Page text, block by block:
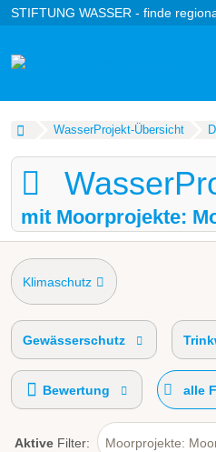
STIFTUNG WASSER - finde
WasserProjekt-Übersicht
mit Moorprojekte:
Klimaschutz
Gewässerschutz
Bewertung alle
Aktive Filter: Moorprojekte: